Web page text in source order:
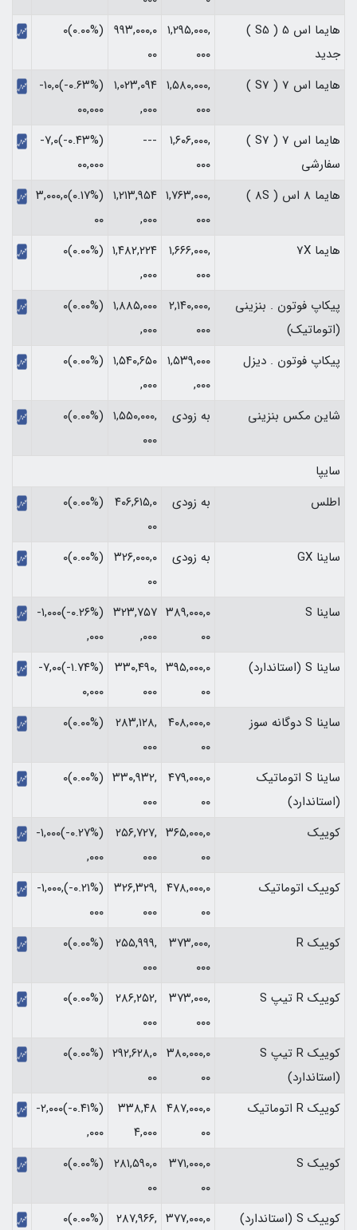
هایما اس 5 ( S5 )
جدید
۱,۲۹۵,۰۰۰,
۰۰۰
۹۹۳,۰۰۰,۰
۰۰
(۰.۰۰%)۰
هایما اس 7 ( S7 )
۱,۵۸۰,۰۰۰,
۰۰۰
۱,۰۲۳,۰۹۴
,۰۰۰
(‎-۰.۶۳%‏)‎-۱۰,۰
۰۰,۰۰۰‏
هایما اس 7 ( S7 )
سفارشی
۱,۶۰۶,۰۰۰,
۰۰۰
---
(‎-۰.۴۳%‏)‎-۷,۰
۰۰,۰۰۰‏
هایما 8 اس ( 8S )
۱,۷۶۳,۰۰۰,
۰۰۰
۱,۲۱۳,۹۵۴
,۰۰۰
(‎۰.۱۷%‏)‎۳,۰۰۰,۰
۰۰‏
هایما 7X
۱,۶۶۶,۰۰۰,
۰۰۰
۱,۴۸۲,۲۲۴
,۰۰۰
(۰.۰۰%)۰
پیکاپ فوتون . بنزینی
(اتوماتیک)
۲,۱۴۰,۰۰۰,
۰۰۰
۱,۸۸۵,۰۰۰
,۰۰۰
(۰.۰۰%)۰
پیکاپ فوتون . دیزل
۱,۵۳۹,۰۰۰
,۰۰۰
۱,۵۴۰,۶۵۰
,۰۰۰
(۰.۰۰%)۰
شاین مکس بنزینی به زودی
۱,۵۵۰,۰۰۰,
۰۰۰
(۰.۰۰%)۰
سایپا
اطلس
به زودی
۴۰۶,۶۱۵,۰
۰۰
(۰.۰۰%)۰
ساینا GX به زودی
۳۲۶,۰۰۰,۰
۰۰
(۰.۰۰%)۰
ساینا S
۳۸۹,۰۰۰,۰
۰۰
۳۲۳,۷۵۷
,۰۰۰
(‎-۰.۲۶%‏)‎-۱,۰۰۰
,۰۰۰‏
ساینا S (استاندارد)
۳۹۵,۰۰۰,۰
۰۰
۳۳۰,۴۹۰,
۰۰۰
(‎-۱.۷۴%‏)‎-۷,۰۰
۰,۰۰۰‏
ساینا S دوگانه سوز
۴۰۸,۰۰۰,۰
۰۰
۲۸۳,۱۲۸,
۰۰۰
(۰.۰۰%)۰
ساینا S اتوماتیک
(استاندارد)
۴۷۹,۰۰۰,۰
۰۰
۳۳۰,۹۳۲,
۰۰۰
(۰.۰۰%)۰
کوییک
۳۶۵,۰۰۰,۰
۰۰
۲۵۶,۷۲۷,
۰۰۰
(‎-۰.۲۷%‏)‎-۱,۰۰۰
,۰۰۰‏
کوییک اتوماتیک
۴۷۸,۰۰۰,۰
۰۰
۳۲۶,۳۲۹,
۰۰۰
(‎-۰.۲۱%‏)‎-۱,۰۰۰,
۰۰۰‏
کوییک R
۳۷۳,۰۰۰,
۰۰۰
۲۵۵,۹۹۹,
۰۰۰
(۰.۰۰%)۰
کوییک R تیپ S
۳۷۳,۰۰۰,
۰۰۰
۲۸۶,۲۵۲,
۰۰۰
(۰.۰۰%)۰
کوییک R تیپ S
(استاندارد)
۳۸۰,۰۰۰,۰
۰۰
۲۹۲,۶۲۸,۰
۰۰
(۰.۰۰%)۰
کوییک R اتوماتیک
۴۸۷,۰۰۰,۰
۰۰
۳۳۸,۴۸
۴,۰۰۰
(‎-۰.۴۱%‏)‎-۲,۰۰۰
,۰۰۰‏
کوییک S
۳۷۱,۰۰۰,۰
۰۰
۲۸۱,۵۹۰,۰
۰۰
(۰.۰۰%)۰
کوییک S (استاندارد)
۳۷۷,۰۰۰,۰ ۲۸۷,۹۶۶,
(۰.۰۰%)۰